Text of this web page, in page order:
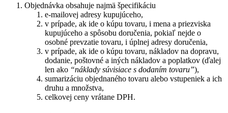
Objednávka obsahuje najmä špecifikáciu
e-mailovej adresy kupujúceho,
v prípade, ak ide o kúpu tovaru, i mena a priezviska
kupujúceho a spôsobu doručenia, pokiaľ nejde o
osobné prevzatie tovaru, i úplnej adresy doručenia,
v prípade, ak ide o kúpu tovaru, nákladov na dopravu,
dodanie, poštovné a iných nákladov a poplatkov (ďalej
len ako “náklady súvisiace s dodaním tovaru”),
sumarizáciu objednaného tovaru alebo vstupeniek a ich
druhu a množstva,
celkovej ceny vrátane DPH.